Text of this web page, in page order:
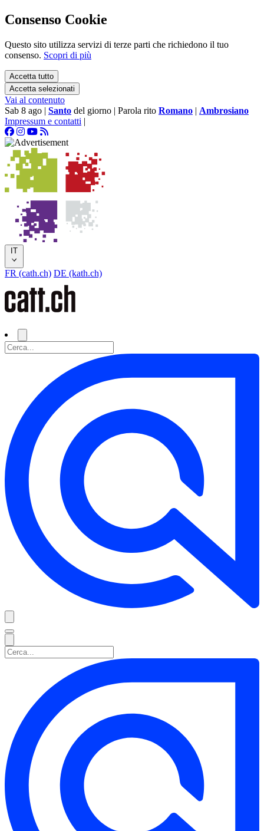
Consenso Cookie
Questo sito utilizza servizi di terze parti che richiedono il tuo
consenso. Scopri di più
Accetta tutto
Accetta selezionati
Vai al contenuto
Sab 8 ago | Santo del giorno | Parola rito Romano | Ambrosiano
Impressum e contatti |
IT
FR (cath.ch) DE (kath.ch)